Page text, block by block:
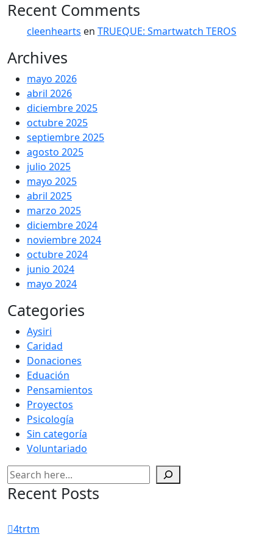
Recent Comments
cleenhearts en TRUEQUE: Smartwatch TEROS
Archives
mayo 2026
abril 2026
diciembre 2025
octubre 2025
septiembre 2025
agosto 2025
julio 2025
mayo 2025
abril 2025
marzo 2025
diciembre 2024
noviembre 2024
octubre 2024
junio 2024
mayo 2024
Categories
Aysiri
Caridad
Donaciones
Eduación
Pensamientos
Proyectos
Psicología
Sin categoría
Voluntariado
Buscar
Recent Posts
4trtm